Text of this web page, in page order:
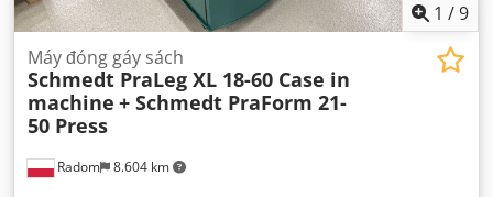
1 /9
Radom 8.604 km
Máy đóng gáy sách
Schmedt PraLeg XL 18-60 Case in
machine + Schmedt PraForm 21-
50 Press